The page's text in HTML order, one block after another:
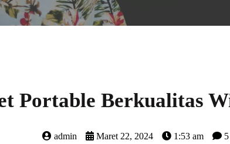
Portable Berkualitas
admin Maret 22, 2024 1:53 am 5